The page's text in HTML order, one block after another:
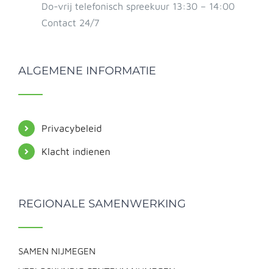
Do-vrij telefonisch spreekuur 13:30 – 14:00
Contact 24/7
ALGEMENE INFORMATIE
Privacybeleid
Klacht indienen
REGIONALE SAMENWERKING
SAMEN NIJMEGEN